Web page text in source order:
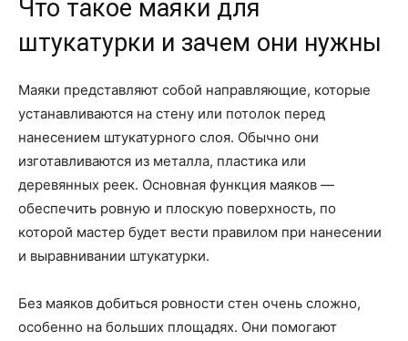
Что такое маяки для
штукатурки и зачем они нужны
Маяки представляют собой направляющие, которые
устанавливаются на стену или потолок перед
нанесением штукатурного слоя. Обычно они
изготавливаются из металла, пластика или
деревянных реек. Основная функция маяков —
обеспечить ровную и плоскую поверхность, по
которой мастер будет вести правилом при нанесении
и выравнивании штукатурки.
Без маяков добиться ровности стен очень сложно,
особенно на больших площадях. Они помогают